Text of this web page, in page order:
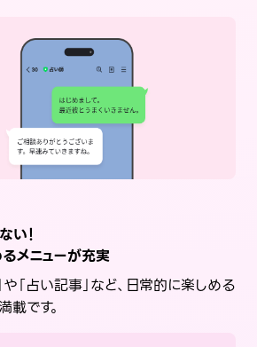
い！
メニューが充実
や「占い記事」など、日常的に楽しめる
載です。